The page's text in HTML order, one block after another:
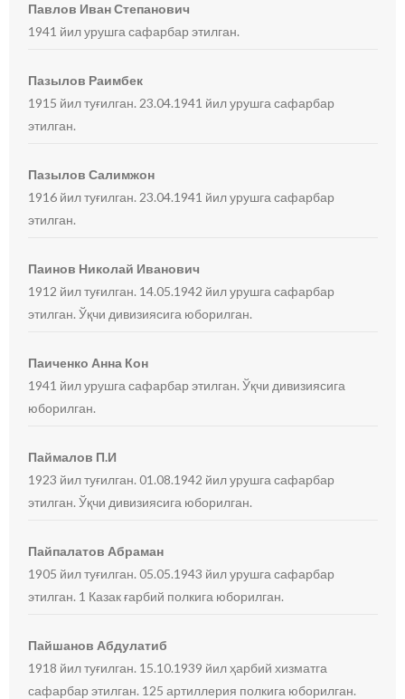
Павлов Иван Степанович
1941 йил урушга сафарбар этилган.
Пазылов Раимбек
1915 йил туғилган. 23.04.1941 йил урушга сафарбар
этилган.
Пазылов Салимжон
1916 йил туғилган. 23.04.1941 йил урушга сафарбар
этилган.
Паинов Николай Иванович
1912 йил туғилган. 14.05.1942 йил урушга сафарбар
этилган. Ўқчи дивизиясига юборилган.
Паиченко Анна Кон
1941 йил урушга сафарбар этилган. Ўқчи дивизиясига
юборилган.
Паймалов П.И
1923 йил туғилган. 01.08.1942 йил урушга сафарбар
этилган. Ўқчи дивизиясига юборилган.
Пайпалатов Абраман
1905 йил туғилган. 05.05.1943 йил урушга сафарбар
этилган. 1 Казак ғарбий полкига юборилган.
Пайшанов Абдулатиб
1918 йил туғилган. 15.10.1939 йил ҳарбий хизматга
сафарбар этилган. 125 артиллерия полкига юборилган.